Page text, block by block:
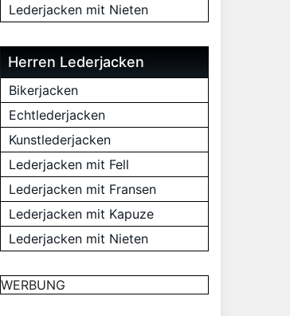
Lederjacken mit Nieten
Herren Lederjacken
Bikerjacken
Echtlederjacken
Kunstlederjacken
Lederjacken mit Fell
Lederjacken mit Fransen
Lederjacken mit Kapuze
Lederjacken mit Nieten
WERBUNG